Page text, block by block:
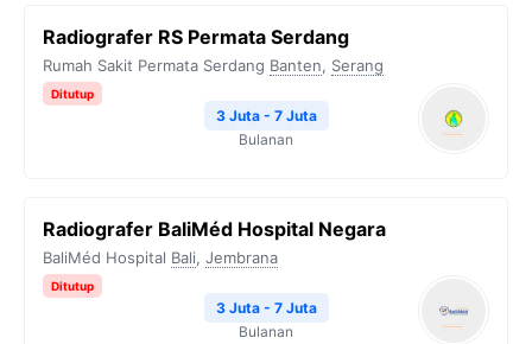
Radiografer RS Permata Serdang
Rumah Sakit Permata Serdang Banten, Serang
Ditutup
3 Juta - 7 Juta
Bulanan
Radiografer BaliMéd Hospital Negara
BaliMéd Hospital Bali, Jembrana
Ditutup
3 Juta - 7 Juta
Bulanan